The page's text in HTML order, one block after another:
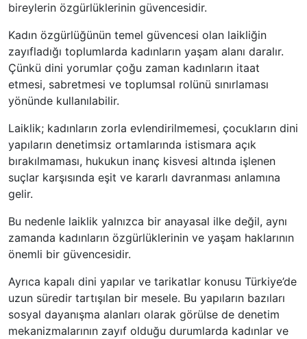
bireylerin özgürlüklerinin güvencesidir.
Kadın özgürlüğünün temel güvencesi olan laikliğin
zayıfladığı toplumlarda kadınların yaşam alanı daralır.
Çünkü dini yorumlar çoğu zaman kadınların itaat
etmesi, sabretmesi ve toplumsal rolünü sınırlaması
yönünde kullanılabilir.
Laiklik; kadınların zorla evlendirilmemesi, çocukların dini
yapıların denetimsiz ortamlarında istismara açık
bırakılmaması, hukukun inanç kisvesi altında işlenen
suçlar karşısında eşit ve kararlı davranması anlamına
gelir.
Bu nedenle laiklik yalnızca bir anayasal ilke değil, aynı
zamanda kadınların özgürlüklerinin ve yaşam haklarının
önemli bir güvencesidir.
Ayrıca kapalı dini yapılar ve tarikatlar konusu Türkiye’de
uzun süredir tartışılan bir mesele. Bu yapıların bazıları
sosyal dayanışma alanları olarak görülse de denetim
mekanizmalarının zayıf olduğu durumlarda kadınlar ve